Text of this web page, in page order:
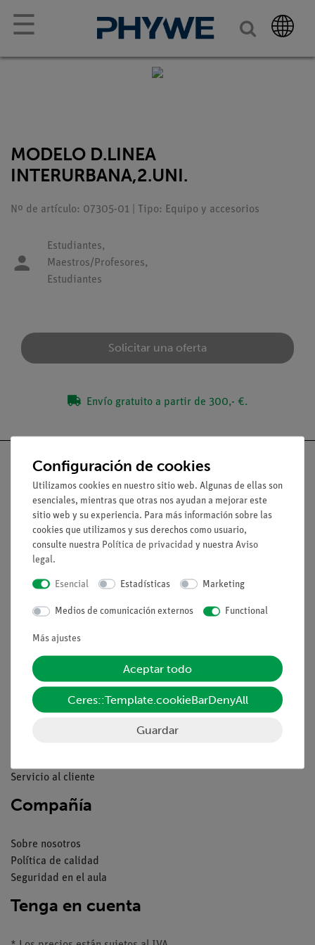
☰
MODELO D.LINEA
INTERURBANA,2.UNI.
Nº de artículo: 07305-01 | Tipo: Equipo y accesorios
Estudiantes,
Maestros/Profesores,
Estudiantes
Solicitar una oferta
Envío gratuito a partir de 300,- €.
Nach oben
Aviso lega
Contacto
Condiciones comerciales generales
Pie de imprenta
Servicio
Resumen del servicio
Servicio al cliente
Compañía
Sobre nosotros
Política de calidad
Seguridad en el aula
Tenga en cuenta
Configuración de cookies
Utilizamos cookies en nuestro sitio web. Algunas de ellas son
esenciales, mientras que otras nos ayudan a mejorar este
sitio web y su experiencia. Para más información sobre las
cookies que utilizamos y sus derechos como usuario,
consulte nuestra Política de privacidad y nuestra Aviso
legal.
Esencial Estadísticas Marketing
Medios de comunicación externos Functional
Más ajustes
Aceptar todo
Ceres::Template.cookieBarDenyAll
Guardar